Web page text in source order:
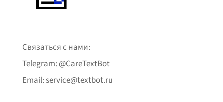
Связаться с нами:
Telegram: @CareTextBot
Email: service@textbot.ru